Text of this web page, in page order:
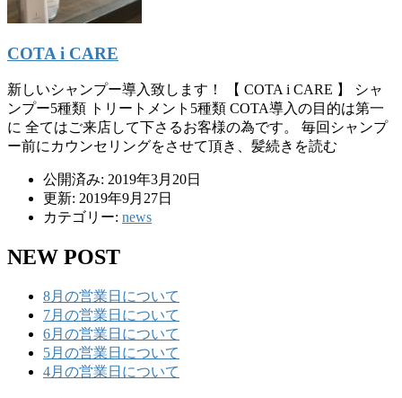
COTA i CARE
新しいシャンプー導入致します！ 【 COTA i CARE 】 シャ
ンプー5種類 トリートメント5種類 COTA導入の目的は第一
に 全てはご来店して下さるお客様の為です。 毎回シャンプ
ー前にカウンセリングをさせて頂き、髪続きを読む
公開済み: 2019年3月20日
更新: 2019年9月27日
カテゴリー: news
NEW POST
8月の営業日について
7月の営業日について
6月の営業日について
5月の営業日について
4月の営業日について